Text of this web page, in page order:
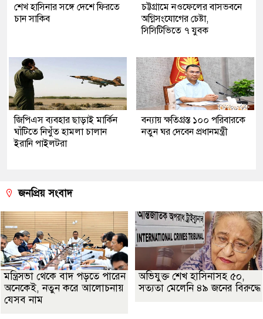
শেখ হাসিনার সঙ্গে দেশে ফিরতে
চান সাকিব
চট্টগ্রামে নওফেলের বাসভবনে
অগ্নিসংযোগের চেষ্টা,
সিসিটিভিতে ৭ যুবক
জিপিএস ব্যবহার ছাড়াই মার্কিন
ঘাঁটিতে নিখুঁত হামলা চালান
ইরানি পাইলটরা
বন্যায় ক্ষতিগ্রস্ত ১০০ পরিবারকে
নতুন ঘর দেবেন প্রধানমন্ত্রী
জনপ্রিয় সংবাদ
মন্ত্রিসভা থেকে বাদ পড়তে পারেন
অনেকেই, নতুন করে আলোচনায়
যেসব নাম
অভিযুক্ত শেখ হাসিনাসহ ৫০,
সত্যতা মেলেনি ৪৯ জনের বিরুদ্ধে